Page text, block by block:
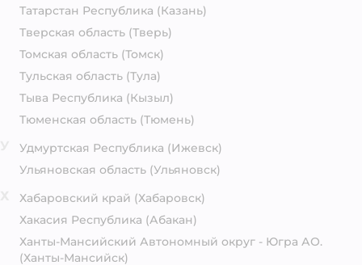
Татарстан Республика (Казань)
Тверская область (Тверь)
Томская область (Томск)
Тульская область (Тула)
Тыва Республика (Кызыл)
Тюменская область (Тюмень)
Удмуртская Республика (Ижевск)
Ульяновская область (Ульяновск)
Хабаровский край (Хабаровск)
Хакасия Республика (Абакан)
Ханты-Мансийский Автономный округ - Югра АО.
(Ханты-Мансийск)